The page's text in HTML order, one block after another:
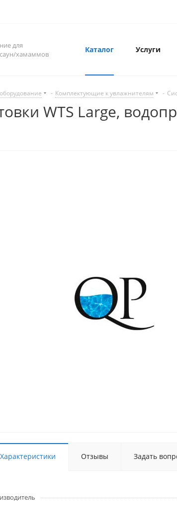
для
хамаммов
Каталог Услуги
- Комплектующие к увлажнителям -
WTS Large,
Характеристики Отзывы Задать